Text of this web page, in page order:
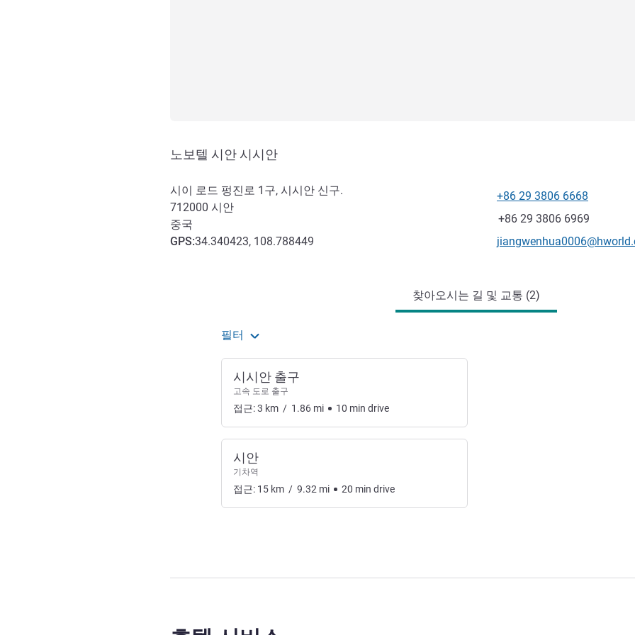
노보텔 시안 시시안
시이 로드 펑진로 1구, 시시안 신구.
712000 시안
중국
GPS:34.340423, 108.788449
전화
+86 29 3806 6668
팩스
+86 29 3806 6969
E-mail
찾아오시는 길 및 교통 (2)
필터
시시안 출구
고속 도로 출구
접근:3 km / 1.86 mi 10 min drive
시안
기차역
접근: 15 km / 9.32 mi 20 min drive